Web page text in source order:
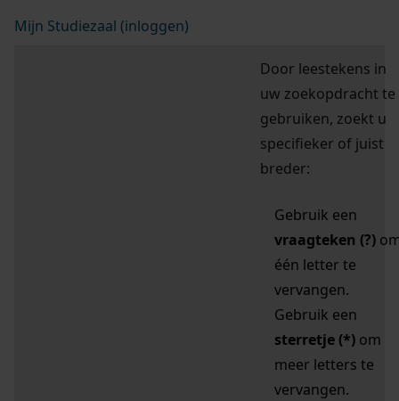
Mijn Studiezaal (inloggen)
Door leestekens in
uw zoekopdracht te
gebruiken, zoekt u
specifieker of juist
breder:
Gebruik een
vraagteken (?)
één letter te
vervangen.
Gebruik een
sterretje (*) om
meer letters te
vervangen.